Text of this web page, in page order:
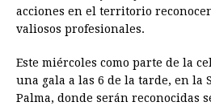
acciones en el territorio
valiosos profesionales.
Este miércoles como parte de la
una gala a las 6 de la tarde, en la
Palma, donde serán reconocidas